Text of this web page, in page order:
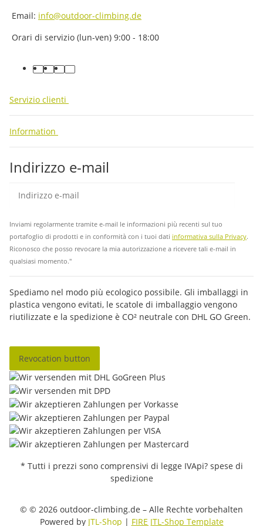
Email: info@outdoor-climbing.de
Orari di servizio (lun-ven) 9:00 - 18:00
facebook
youtube
instagram
tiktok
Servizio clienti
Information
Indirizzo e-mail
Inviami regolarmente tramite e-mail le informazioni più recenti sul tuo
portafoglio di prodotti e in conformità con i tuoi dati informativa sulla Privacy.
Riconosco che posso revocare la mia autorizzazione a ricevere tali e-mail in
qualsiasi momento."
Spediamo nel modo più ecologico possibile. Gli imballaggi in
plastica vengono evitati, le scatole di imballaggio vengono
riutilizzate e la spedizione è CO² neutrale con DHL GO Green.
Revocation button
* Tutti i prezzi sono comprensivi di legge IVApi? spese di
spedizione
© © 2026 outdoor-climbing.de – Alle Rechte vorbehalten
Powered by JTL-Shop | FIRE JTL-Shop Template